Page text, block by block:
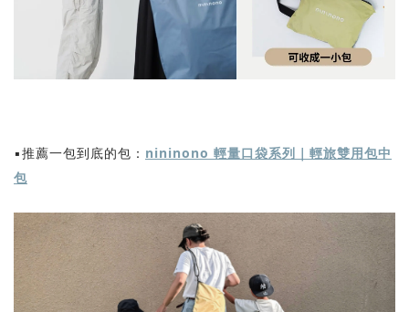
▪️推薦一包到底的包： nininono 輕量口袋系列｜輕旅雙用包中
包